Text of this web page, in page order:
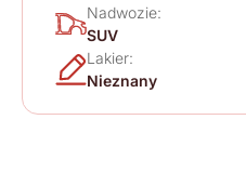
Nadwozie:
SUV
Lakier:
Nieznany